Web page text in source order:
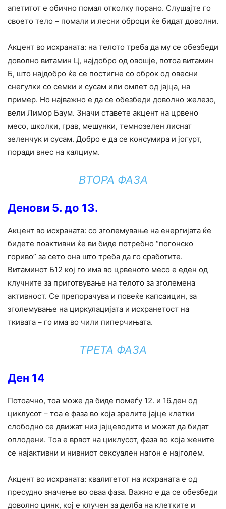
апетитот е обично помал отколку порано. Слушајте го
своето тело – помали и лесни оброци ќе бидат доволни.
Акцент во исхраната: на телото треба да му се обезбеди
доволно витамин Ц, најдобро од овошје, потоа витамин
Б, што најдобро ќе се постигне со оброк од овесни
снегулки со семки и сусам или омлет од јајца, на
пример. Но најважно е да се обезбеди доволно железо,
вели Лимор Баум. Значи ставете акцент на црвено
месо, школки, грав, мешунки, темнозелен лиснат
зеленчук и сусам. Добро е да се консумира и јогурт,
поради внес на калциум.
ВТОРА ФАЗА
Денови 5. до 13.
Акцент во исхраната: со зголемување на енергијата ќе
бидете поактивни ќе ви биде потребно “погонско
гориво” за сето она што треба да го сработите.
Витаминот Б12 кој го има во црвеното месо е еден од
клучните за приготвување на телото за зголемена
активност. Се препорачува и повеќе капсаицин, за
зголемување на циркулацијата и исхранетост на
ткивата – го има во чили пиперчињата.
ТРЕТА ФАЗА
Ден 14
Потоачно, тоа може да биде помеѓу 12. и 16.ден од
циклусот – тоа е фаза во која зрелите јајце клетки
слободно се движат низ јајцеводите и можат да бидат
оплодени. Тоа е врвот на циклусот, фаза во која жените
се најактивни и нивниот сексуален нагон е најголем.
Акцент во исхраната: квалитетот на исхраната е од
пресудно значење во оваа фаза. Важно е да се обезбеди
доволно цинк, кој е клучен за делба на клетките и